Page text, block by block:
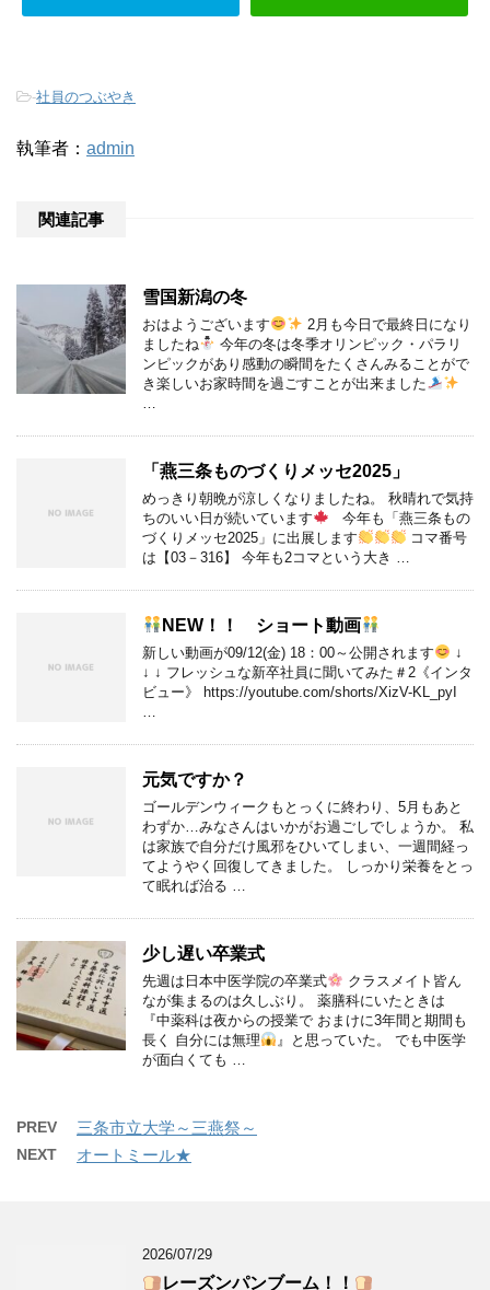
-社員のつぶやき
執筆者： admin
関連記事
雪国新潟の冬
おはようございます
2月も今日で最終日になり
ましたね
今年の冬は冬季オリンピック・パラリ
ンピックがあり感動の瞬間をたくさんみることがで
き楽しいお家時間を過ごすことが出来ました
「燕三条ものづくりメッセ2025」
めっきり朝晩が涼しくなりましたね。 秋晴れで気持
ちのいい日が続いています
今年も「燕三条もの
づくりメッセ2025」に出展します
コマ番号
は【03－316】 今年も2コマという大き …
NEW！！ ショート動画
新しい動画が09/12(金) 18：00～公開されます
↓
↓ ↓ フレッシュな新卒社員に聞いてみた＃2《インタ
ビュー》 https://youtube.com/shorts/XizV-KL_pyI
元気ですか？
ゴールデンウィークもとっくに終わり、5月もあと
わずか…みなさんはいかがお過ごしでしょうか。 私
は家族で自分だけ風邪をひいてしまい、一週間経っ
てようやく回復してきました。 しっかり栄養をとっ
て眠れば治る …
少し遅い卒業式
先週は日本中医学院の卒業式
クラスメイト皆ん
なが集まるのは久しぶり。 薬膳科にいたときは
『中薬科は夜からの授業で おまけに3年間と期間も
長く 自分には無理
』と思っていた。 でも中医学
が面白くても …
PREV 三条市立大学～三燕祭～
NEXT オートミール★
2026/07/29
レーズンパンブーム！！